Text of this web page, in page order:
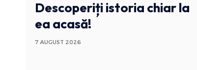
Descoperiți istoria chiar la
ea acasă!
7 AUGUST 2026